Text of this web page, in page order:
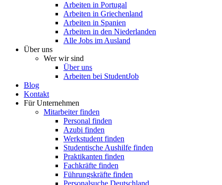
Arbeiten in Portugal
Arbeiten in Griechenland
Arbeiten in Spanien
Arbeiten in den Niederlanden
Alle Jobs im Ausland
Über uns
Wer wir sind
Über uns
Arbeiten bei StudentJob
Blog
Kontakt
Für Unternehmen
Mitarbeiter finden
Personal finden
Azubi finden
Werkstudent finden
Studentische Aushilfe finden
Praktikanten finden
Fachkräfte finden
Führungskräfte finden
Personalsuche Deutschland